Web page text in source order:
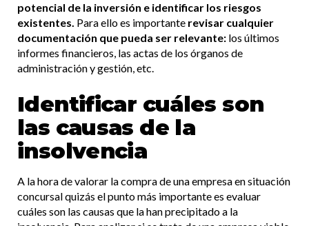
potencial de la inversión e identificar los riesgos
existentes. Para ello es importante revisar cualquier
documentación que pueda ser relevante: los últimos
informes financieros, las actas de los órganos de
administración y gestión, etc.
Identificar cuáles son
las causas de la
insolvencia
A la hora de valorar la compra de una empresa en situación
concursal quizás el punto más importante es evaluar
cuáles son las causas que la han precipitado a la